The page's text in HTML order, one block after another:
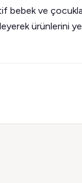
ve
ürünlerini